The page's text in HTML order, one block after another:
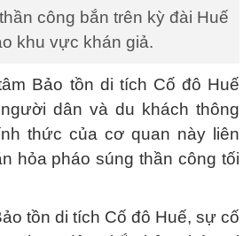
công bắn trên kỳ đài Huế
khu vực khán giả.
Bảo tồn di tích Cố đô Huế
dân và du khách thông
thức của cơ quan này liên
hỏa pháo súng thần công tối
tồn di tích Cố đô Huế, sự cố